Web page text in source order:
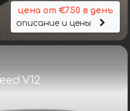
цена от €750 в день
описание и цены
V12